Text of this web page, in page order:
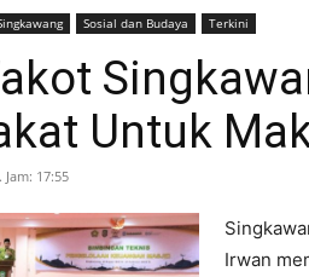
Sosial dan Budaya Terkini
Untuk
17:55
Irwan